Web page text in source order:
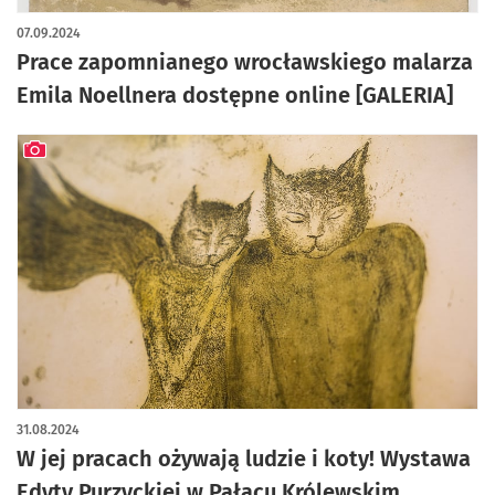
Prace zapomnianego wrocławskiego malarza
Emila Noellnera dostępne online [GALERIA]
07.09.2024
artykuł z galerią zdjęć
W jej pracach ożywają ludzie i koty! Wystawa
31.08.2024
artykuł z galerią zdjęć